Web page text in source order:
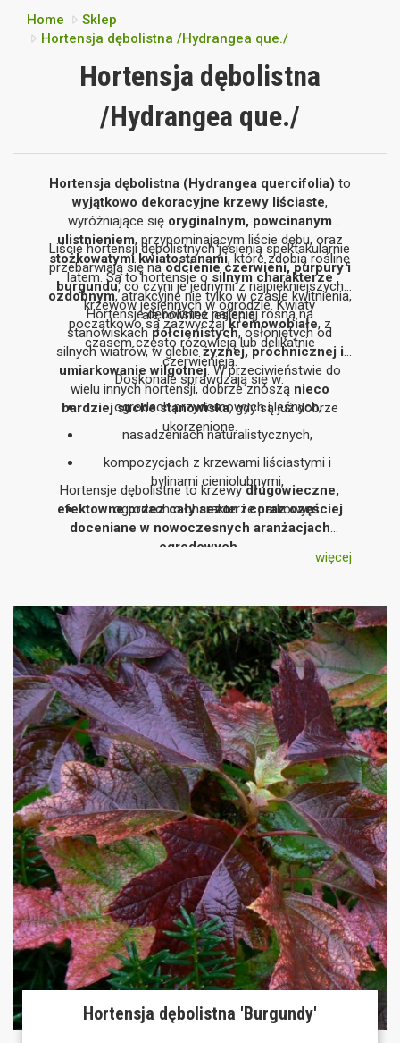
Home
Sklep
Hortensja dębolistna /Hydrangea que./
Hortensja dębolistna
/Hydrangea que./
Hortensja dębolistna (Hydrangea quercifolia) to
wyjątkowo dekoracyjne krzewy liściaste,
wyróżniające się oryginalnym, powcinanym
ulistnieniem, przypominającym liście dębu, oraz
stożkowatymi kwiatostanami, które zdobią roślinę
latem. Są to hortensje osilnym charakterze
ozdobnym, atrakcyjne nie tylko w czasie kwitnienia,
ale również jesienią.
Liście hortensji dębolistnych jesienią spektakularnie
przebarwiają się naodcienie czerwieni, purpury i
burgundu, co czyni je jednymi z najpiękniejszych
krzewów jesiennych w ogrodzie. Kwiaty
początkowo są zazwyczajkremowobiałe, z
czasem często różowieją lub delikatnie
czerwienieją.
Hortensje dębolistne najlepiej rosną na
stanowiskachpółcienistych, osłoniętych od
silnych wiatrów, w glebieżyznej, próchnicznej i
umiarkowanie wilgotnej. W przeciwieństwie do
wielu innych hortensji, dobrze znoszą nieco
bardziej suche stanowiska, gdy są już dobrze
ukorzenione.
Doskonale sprawdzają się w:
ogrodach przydomowych i leśnych,
nasadzeniach naturalistycznych,
kompozycjach z krzewami liściastymi i
bylinami cieniolubnymi,
ogrodach o charakterze parkowym.
Hortensje dębolistne to krzewydługowieczne,
efektowne przez cały sezon i coraz częściej
doceniane w nowoczesnych aranżacjach
ogrodowych
więcej
Hortensja dębolistna 'Burgundy'